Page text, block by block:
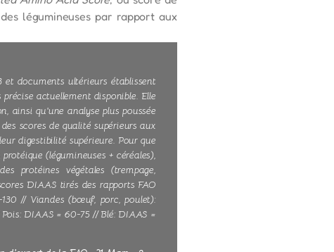
légumineuses par rapport aux
documents ultérieurs établissent
actuellement disponible. Elle
ainsi qu'une analyse plus poussée
scores de qualité supérieurs aux
digestibilité supérieure. Pour que
(légumineuses + céréales),
protéines végétales (trempage,
DIAAS tirés des rapports FAO
// Viandes (bœuf, porc, poulet):
DIAAS = 60-75 // Blé: DIAAS =